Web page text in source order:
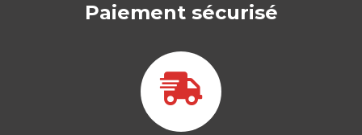
Paiement sécurisé